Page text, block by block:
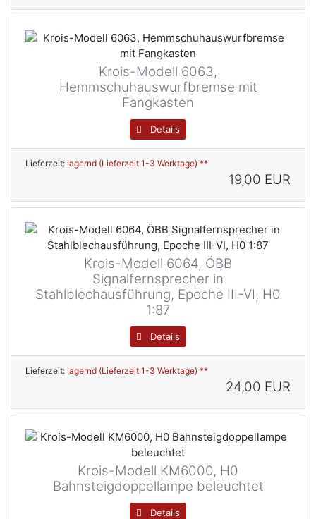
Krois-Modell 6063,
Hemmschuhauswurfbremse mit
Fangkasten
Details
Lieferzeit: lagernd (Lieferzeit 1-3 Werktage) **
19,00 EUR
Krois-Modell 6064, ÖBB
Signalfernsprecher in
Stahlblechausführung, Epoche III-VI, H0
1:87
Details
Lieferzeit: lagernd (Lieferzeit 1-3 Werktage) **
24,00 EUR
Krois-Modell KM6000, H0
Bahnsteigdoppellampe beleuchtet
Details